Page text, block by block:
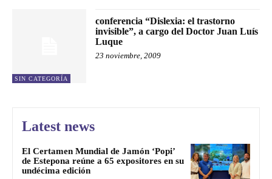
SIN CATEGORÍA
conferencia “Dislexia: el trastorno
invisible”, a cargo del Doctor Juan Luís
Luque
23 noviembre, 2009
Latest news
El Certamen Mundial de Jamón ‘Popi’
de Estepona reúne a 65 expositores en su
undécima edición